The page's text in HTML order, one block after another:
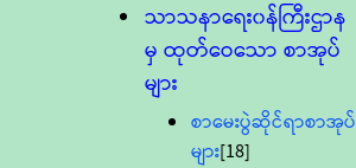
သာသနာရေး၀န်ကြီးဌာန
မှ ထုတ်ဝေသော စာအုပ်
များ
စာမေးပွဲဆိုင်ရာစာအုပ်
များ[18]